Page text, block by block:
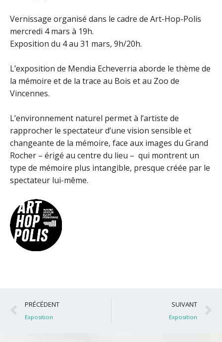
Vernissage organisé dans le cadre de Art-Hop-Polis
mercredi 4 mars à 19h.
Exposition du 4 au 31 mars, 9h/20h.
L’exposition de Mendia Echeverria aborde le thème de
la mémoire et de la trace au Bois et au Zoo de
Vincennes.
L’environnement naturel permet à l’artiste de
rapprocher le spectateur d’une vision sensible et
changeante de la mémoire, face aux images du Grand
Rocher – érigé au centre du lieu – qui montrent un
type de mémoire plus intangible, presque créée par le
spectateur lui-même.
Précédent
PRÉCÉDENT
Exposition
SUIVANT
Exposition